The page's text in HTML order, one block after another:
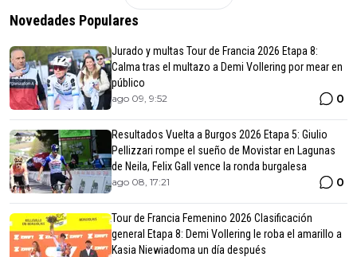
Novedades Populares
Jurado y multas Tour de Francia 2026 Etapa 8:
Calma tras el multazo a Demi Vollering por mear en
público
ago 09, 9:52 0
Resultados Vuelta a Burgos 2026 Etapa 5: Giulio
Pellizzari rompe el sueño de Movistar en Lagunas
de Neila, Felix Gall vence la ronda burgalesa
ago 08, 17:21 0
Tour de Francia Femenino 2026 Clasificación
general Etapa 8: Demi Vollering le roba el amarillo a
Kasia Niewiadoma un día después